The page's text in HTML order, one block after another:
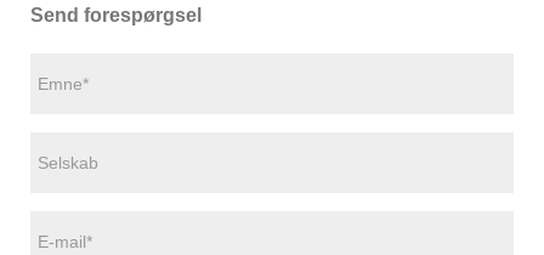
Send forespørgsel